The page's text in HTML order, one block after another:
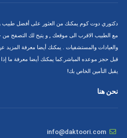
دكتوري دوت كوم يمكنك من العثور على أفضل طبيب
مع الطبيب الاقرب الى موقعك , و يتيح لك التصفح من
والعيادات والمستشفيات . يمكنك أيضا معرفة المزيد
قبل حجز موعده المباشر.كما يمكنك أيضا معرفة ما
يقبل التأمين الخاص بك!
نحن هنا
info@daktoori.com